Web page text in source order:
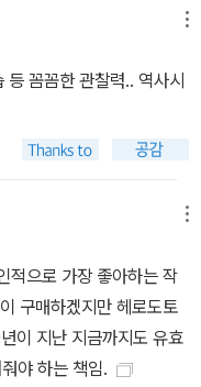
유를 위한 인간의 투
지”인 것이다. <역사
코 전쟁 이야기만 다루고
미롭고 유익하며 일화들
이야기체 역사에 대한
에서 헤
이든 비그리스인이든 인
, 동-서가 서로 전쟁을 하
다. 제1~6권에서는 페르
이소스 치세 때 신흥국
꼼꼼한 관찰력.. 역사시
적으로 가장 좋아하는 작
구매하겠지만 헤로도토
이 지난 지금까지도 유효
야 하는 책임.